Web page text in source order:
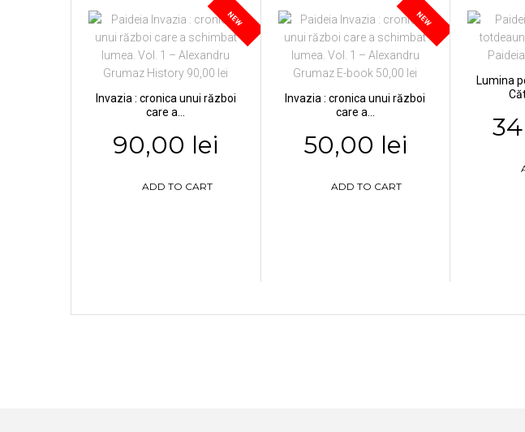
NEW
Invazia : cronica unui război
care a...
90,00 lei
ADD TO CART
NEW
Invazia : cronica unui război
care a...
50,00 lei
ADD TO CART
Lumina